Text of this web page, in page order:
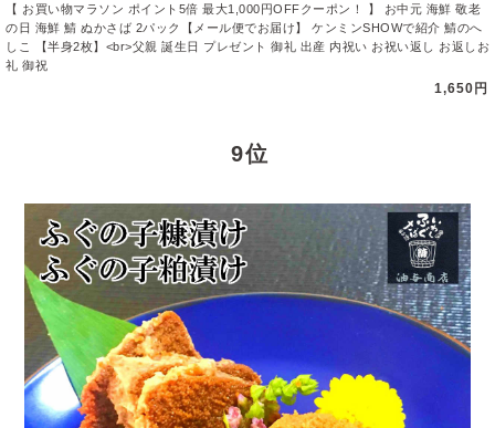
【 お買い物マラソン ポイント5倍 最大1,000円OFFクーポン！ 】 お中元 海鮮 敬老
の日 海鮮 鯖 ぬかさば 2パック【メール便でお届け】 ケンミンSHOWで紹介 鯖のへ
しこ 【半身2枚】<br>父親 誕生日 プレゼント 御礼 出産 内祝い お祝い返し お返しお
礼 御祝
1,650円
9 位